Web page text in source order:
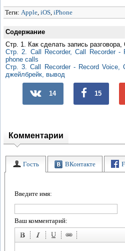
Теги: Apple, iOS, iPhone
Содержание
Стр. 1. Как сделать запись разговора,
Стр. 2. Call Recorder, Call Recorder -
phone calls
Стр. 3. Call Recorder - Record Voice,
джейлбрейк, вывод
14 15
Комментарии
Гость ВКонтакте
Введите имя:
Ваш комментарий: